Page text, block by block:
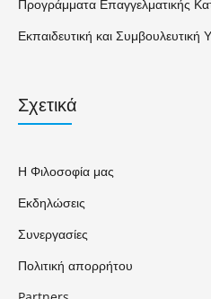
Προγράμματα Επαγγελματικής
Εκπαιδευτική και Συμβουλευτική
Σχετικά
Η Φιλοσοφία μας
Εκδηλώσεις
Συνεργασίες
Πολιτική απορρήτου